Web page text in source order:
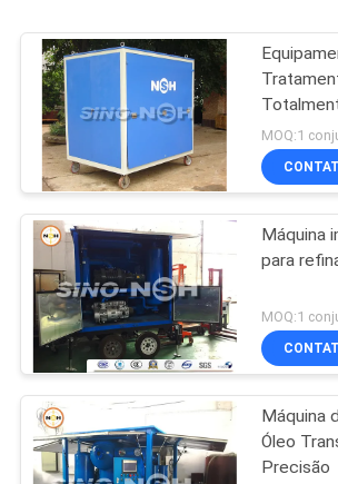
MOQ:1
Máquina
para
MOQ:1
Máquina
Óleo
Precisão